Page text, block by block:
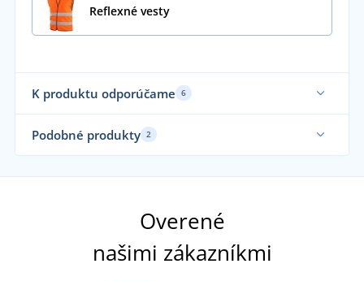
Reflexné vesty
K produktu odporúčame 6
Podobné produkty 2
Overené
našimi zákazníkmi